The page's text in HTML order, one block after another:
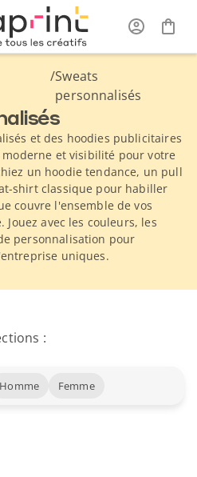
/Sweats
personnalisés
et des hoodies publicitaires
et visibilité pour votre
un hoodie tendance, un pull
shirt classique pour habiller
couvre l'ensemble de vos
avec les couleurs, les
personnalisation pour
uniques.
:
Homme Femme